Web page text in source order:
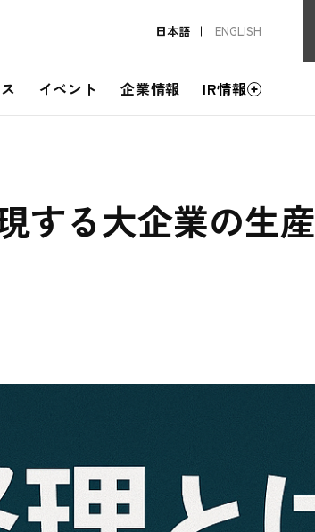
日本語 ENGLISH
イベント 企業情報 IR情報
する大企業の生